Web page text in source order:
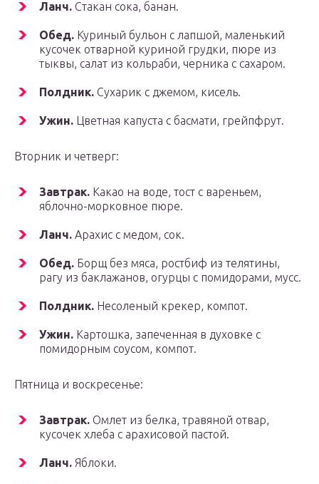
Ланч. Стакан сока, банан.
Обед. Куриный бульон с лапшой, маленький
кусочек отварной куриной грудки, пюре из
тыквы, салат из кольраби, черника с сахаром.
Полдник. Сухарик с джемом, кисель.
Ужин. Цветная капуста с басмати, грейпфрут.
Вторник и четверг:
Завтрак. Какао на воде, тост с вареньем,
яблочно-морковное пюре.
Ланч. Арахис с медом, сок.
Обед. Борщ без мяса, ростбиф из телятины,
рагу из баклажанов, огурцы с помидорами, мусс.
Полдник. Несоленый крекер, компот.
Ужин. Картошка, запеченная в духовке с
помидорным соусом, компот.
Пятница и воскресенье:
Завтрак. Омлет из белка, травяной отвар,
кусочек хлеба с арахисовой пастой.
Ланч. Яблоки.